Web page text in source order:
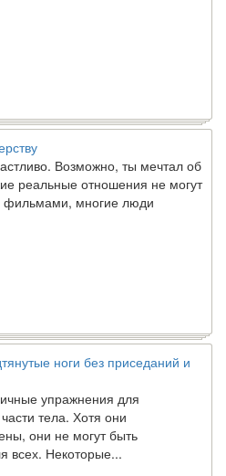
Возможно, ты мечтал об
реальные отношения не могут
фильмами, многие люди
ноги без приседаний и
упражнения для
тела. Хотя они
они не могут быть
всех. Некоторые...